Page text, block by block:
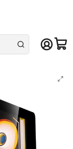
en el gran
ATX
3Fan ARG